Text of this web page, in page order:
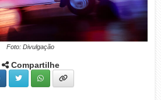
Foto: Divulgação
Compartilhe